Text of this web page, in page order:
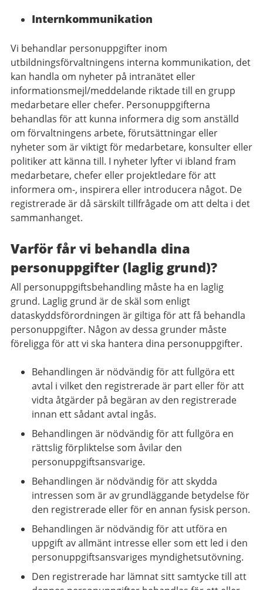
Internkommunikation
Vi behandlar personuppgifter inom
utbildningsförvaltningens interna kommunikation, det
kan handla om nyheter på intranätet eller
informationsmejl/meddelande riktade till en grupp
medarbetare eller chefer. Personuppgifterna
behandlas för att kunna informera dig som anställd
om förvaltningens arbete, förutsättningar eller
nyheter som är viktigt för medarbetare, konsulter eller
politiker att känna till. I nyheter lyfter vi ibland fram
medarbetare, chefer eller projektledare för att
informera om-, inspirera eller introducera något. De
registrerade är då särskilt tillfrågade om att delta i det
sammanhanget.
Varför får vi behandla dina
personuppgifter (laglig grund)?
All personuppgiftsbehandling måste ha en laglig
grund. Laglig grund är de skäl som enligt
dataskyddsförordningen är giltiga för att få behandla
personuppgifter. Någon av dessa grunder måste
föreligga för att vi ska hantera dina personuppgifter.
Behandlingen är nödvändig för att fullgöra ett
avtal i vilket den registrerade är part eller för att
vidta åtgärder på begäran av den registrerade
innan ett sådant avtal ingås.
Behandlingen är nödvändig för att fullgöra en
rättslig förpliktelse som åvilar den
personuppgiftsansvarige.
Behandlingen är nödvändig för att skydda
intressen som är av grundläggande betydelse för
den registrerade eller för en annan fysisk person.
Behandlingen är nödvändig för att utföra en
uppgift av allmänt intresse eller som ett led i den
personuppgiftsansvariges myndighetsutövning.
Den registrerade har lämnat sitt samtycke till att